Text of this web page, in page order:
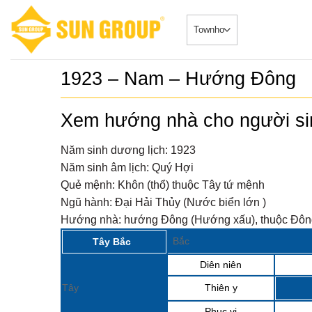
content
1923 – Nam – Hướng Đông
Xem hướng nhà cho người
Năm sinh dương lịch: 1923
Năm sinh âm lịch: Quý Hợi
Quẻ mệnh: Khôn (thổ) thuộc Tây tứ mệnh
Ngũ hành: Đại Hải Thủy (Nước biển lớn )
Hướng nhà: hướng Đông (Hướng xấu), thuộc
Tây Bắc Bắc
Tây
Diên niên
Thiên y
duy nhất
đẳng cấp
Căn HộDự
SONATA –
𝐕𝐎̛́𝐈
𝐁𝐈𝐄̣̂𝐓
𝐓𝐇𝐀́𝐍𝐆 𝟖
2024-08-
“ĐẮC...
7
Sở hữu
Nhà phố
Tin Tức
8
Sun
nhật tiến
Tin Tức